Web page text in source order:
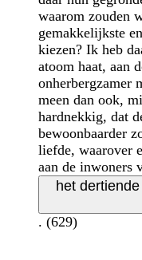
waarom zouden
gemakkelijkste
kiezen? Ik heb
atoom haat, aan
onherbergzamer
meen dan ook,
hardnekkig, dat
bewoonbaarder
liefde, waarover
aan de inwoners
het
. (629)